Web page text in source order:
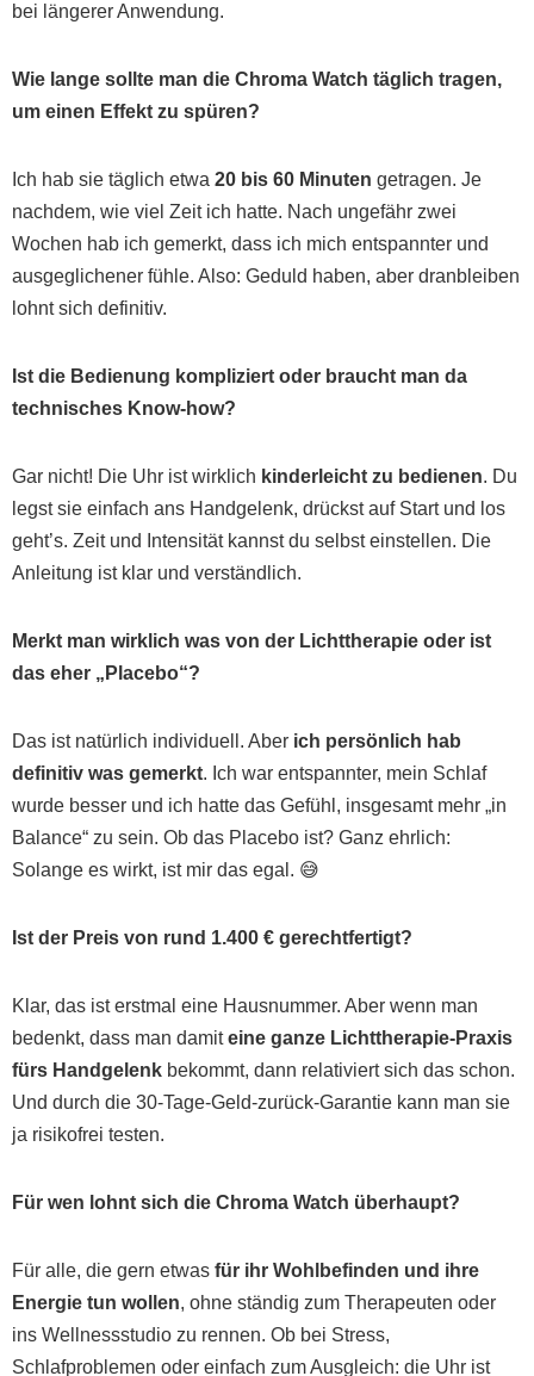
bei längerer Anwendung.
Wie lange sollte man die Chroma Watch täglich tragen,
um einen Effekt zu spüren?
Ich hab sie täglich etwa 20 bis 60 Minuten getragen. Je
nachdem, wie viel Zeit ich hatte. Nach ungefähr zwei
Wochen hab ich gemerkt, dass ich mich entspannter und
ausgeglichener fühle. Also: Geduld haben, aber dranbleiben
lohnt sich definitiv.
Ist die Bedienung kompliziert oder braucht man da
technisches Know-how?
Gar nicht! Die Uhr ist wirklich kinderleicht zu bedienen. Du
legst sie einfach ans Handgelenk, drückst auf Start und los
geht’s. Zeit und Intensität kannst du selbst einstellen. Die
Anleitung ist klar und verständlich.
Merkt man wirklich was von der Lichttherapie oder ist
das eher „Placebo“?
Das ist natürlich individuell. Aber ich persönlich hab
definitiv was gemerkt. Ich war entspannter, mein Schlaf
wurde besser und ich hatte das Gefühl, insgesamt mehr „in
Balance“ zu sein. Ob das Placebo ist? Ganz ehrlich:
Solange es wirkt, ist mir das egal. 😅
Ist der Preis von rund 1.400 € gerechtfertigt?
Klar, das ist erstmal eine Hausnummer. Aber wenn man
bedenkt, dass man damiteine ganze Lichttherapie-Praxis
fürs Handgelenk bekommt, dann relativiert sich das schon.
Und durch die 30-Tage-Geld-zurück-Garantie kann man sie
ja risikofrei testen.
Für wen lohnt sich die Chroma Watch überhaupt?
Für alle, die gern etwas für ihr Wohlbefinden und ihre
Energie tun wollen, ohne ständig zum Therapeuten oder
ins Wellnessstudio zu rennen. Ob bei Stress,
Schlafproblemen oder einfach zum Ausgleich: die Uhr ist